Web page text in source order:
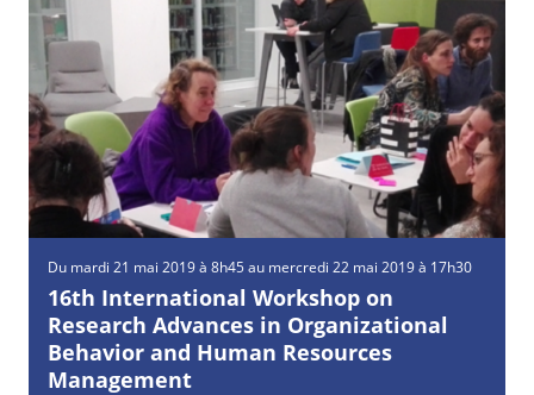
Du mardi 21 mai 2019 à 8h45 au mercredi 22 mai 2019 à 17h30
16th International Workshop on
Research Advances in Organizational
Behavior and Human Resources
Management